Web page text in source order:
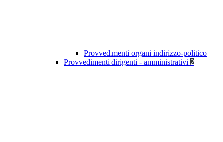
Provvedimenti organi indirizzo-politico
Provvedimenti dirigenti - amministrativi 2